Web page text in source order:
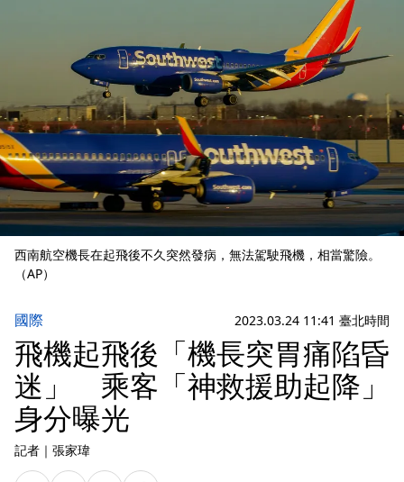
西南航空機長在起飛後不久突然發病，無法駕駛飛機，相當驚險。
（AP）
國際 2023.03.24 11:41 臺北時間
飛機起飛後「機長突胃痛陷昏
迷」 乘客「神救援助起降」
身分曝光
記者 ｜ 張家瑋